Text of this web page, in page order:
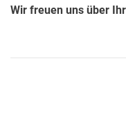
Wir freuen uns über